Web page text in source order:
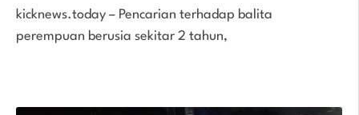
kicknews.today – Pencarian terhadap balita
perempuan berusia sekitar 2 tahun,